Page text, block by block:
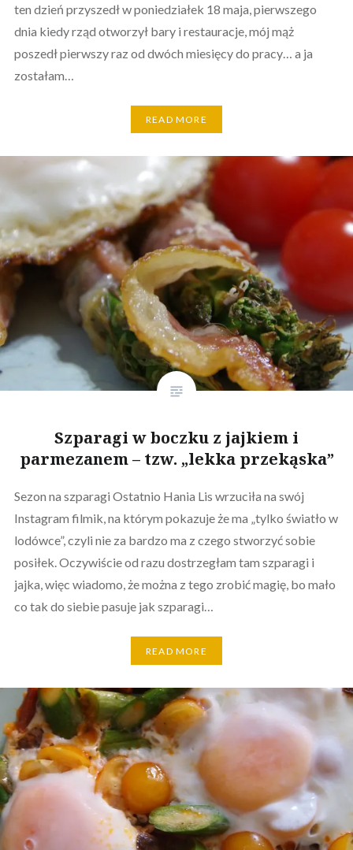
ten dzień przyszedł w poniedziałek 18 maja, pierwszego
dnia kiedy rząd otworzył bary i restauracje, mój mąż
poszedł pierwszy raz od dwóch miesięcy do pracy… a ja
zostałam…
READ MORE
Szparagi w boczku z jajkiem i
parmezanem – tzw. „lekka przekąska”
Sezon na szparagi Ostatnio Hania Lis wrzuciła na swój
Instagram filmik, na którym pokazuje że ma „tylko światło w
lodówce”, czyli nie za bardzo ma z czego stworzyć sobie
posiłek. Oczywiście od razu dostrzegłam tam szparagi i
jajka, więc wiadomo, że można z tego zrobić magię, bo mało
co tak do siebie pasuje jak szparagi…
READ MORE